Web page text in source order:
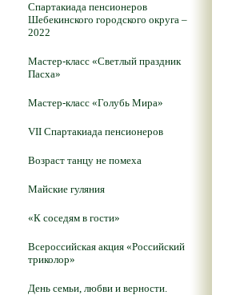
Спартакиада пенсионеров
Шебекинского городского округа –
2022
Мастер-класс «Светлый праздник
Пасха»
Мастер-класс «Голубь Мира»
VII Спартакиада пенсионеров
Возраст танцу не помеха
Майские гуляния
«К соседям в гости»
Всероссийская акция «Российский
триколор»
День семьи, любви и верности.